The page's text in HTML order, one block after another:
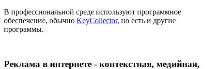
В профессиональной среде используют программное
обеспечение, обычно KeyCollector, но есть и другие
программы.
Реклама в интернете - контекстная, медийная,